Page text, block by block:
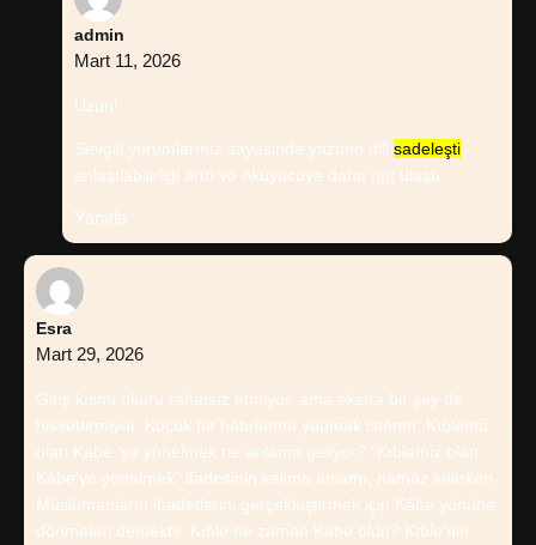
admin
Mart 11, 2026
Uzun!
Sevgili yorumlarınız sayesinde yazının dili sadeleşti
anlaşılabilirliği arttı ve okuyucuya daha net ulaştı.
Yanıtla
Esra
Mart 29, 2026
Giriş kısmı okuru rahatsız etmiyor, ama ekstra bir şey de
hissettirmiyor. Küçük bir hatırlatma yapmak isterim: Kıblemiz
olan Kabe ‘ye yönelmek ne anlama geliyor? “Kıblemiz olan
Kâbe’ye yönelmek” ifadesinin kelime anlamı, namaz kılarken
Müslümanların ibadetlerini gerçekleştirmek için Kâbe yönüne
dönmeleri demektir. Kıble ne zaman Kabe oldu? Kıble’nin